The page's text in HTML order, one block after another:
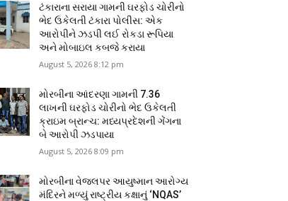
ટંકારાના સરાયા ગામની ઘરફોડ ચોરીનો
ભેદ ઉકેલતી ટંકારા પોલીસ: એક
આરોપીને ઝડપી લઈ રોકડા રૂપિયા
અને મોબાઇલ કબજે કરાયા
August 5, 2026 8:12 pm
મોરબીના આંદરણા ગામની ₹7.36
લાખની ઘરફોડ ચોરીનો ભેદ ઉકેલતી
ક્રાઇમ બ્રાન્ચ: મધ્યપ્રદેશની ગેંગના
બે આરોપી ઝડપાયા
August 5, 2026 8:09 pm
મોરબીના વેજલપર આયુષ્માન આરોગ્ય
મંદિરને મળ્યું રાષ્ટ્રીય કક્ષાનું ‘NQAS’